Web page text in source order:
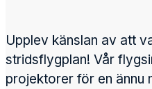
Upplev känslan av att
stridsflygplan! Vår
projektorer för en ännu